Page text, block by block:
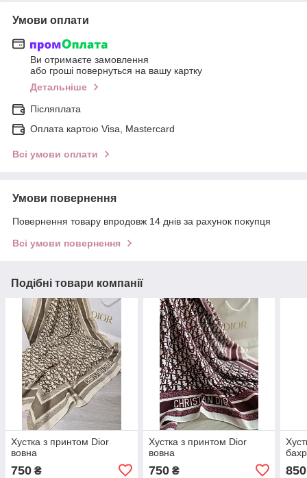
Умови оплати
Ви отримаєте замовлення
або гроші повернуться на вашу картку
Детальніше
Післяплата
Оплата картою Visa, Mastercard
Всі умови оплати
Умови повернення
Повернення товару впродовж 14 днів за рахунок покупця
Всі умови повернення
Подібні товари компанії
Хустка з принтом Dior
вовна
750 ₴
Хустка з принтом Dior
вовна
750₴ 850